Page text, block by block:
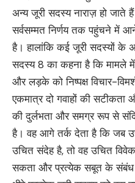
अन्य जूरी सदस्य नाराज़ हो जाते
सर्वसम्मत निर्णय तक पहुंचने में
है। हालांकि कई जूरी सदस्यों के
सदस्य 8 का कहना है कि मामले
और लड़के को निष्पक्ष विचार-
एकमात्र दो गवाहों की सटीकता
की दुर्लभता और समग्र रूप से
है। वह आगे तर्क देता है कि जब
उचित संदेह है, तो वह उचित
सकता और प्रत्येक सबूत के संबंध में